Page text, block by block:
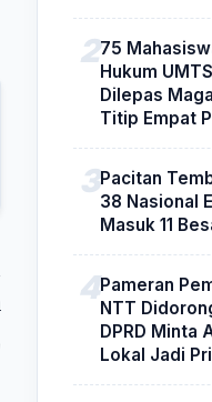
75
Hukum
Dilepas
Titip Empat
Pacitan
38 Nasional
Masuk 11
Pameran
NTT
DPRD Minta
Lokal Jadi